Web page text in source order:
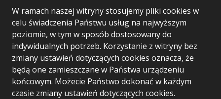
W ramach naszej witryny stosujemy pliki cookies w
celu świadczenia Państwu usług na najwyższym
poziomie, w tym w sposób dostosowany do
indywidualnych potrzeb. Korzystanie z witryny bez
zmiany ustawień dotyczących cookies oznacza, że
będą one zamieszczane w Państwa urządzeniu
końcowym. Możecie Państwo dokonać w każdym
czasie zmiany ustawień dotyczących cookies.
Ostatnio dodane
Polityka prywatności
RODO
Wersja systemu: 5.7.0 [49]